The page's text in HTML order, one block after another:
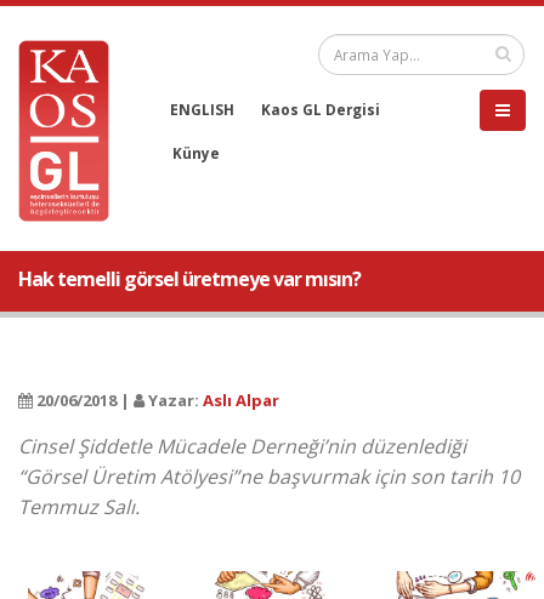
ENGLISH Kaos GL Dergisi
Künye
Hak temelli görsel üretmeye var mısın?
20/06/2018 | Yazar: Aslı Alpar
Cinsel Şiddetle Mücadele Derneği’nin düzenlediği
“Görsel Üretim Atölyesi”ne başvurmak için son tarih 10
Temmuz Salı.